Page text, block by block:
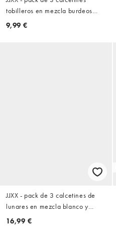
tobilleros en mezcla burdeos
oscuro
9,99 €
JJXX - pack de 3 calcetines de
lunares en mezcla blanco y
burdeos
16,99 €